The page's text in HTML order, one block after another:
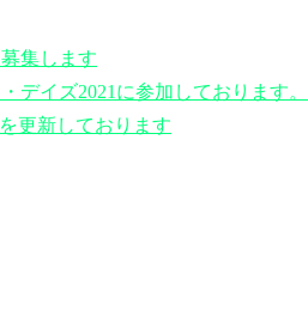
集します
デイズ2021に参加しております。
更新しております